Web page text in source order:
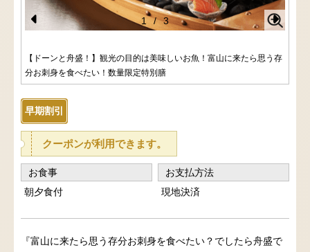
e
vi
o
u
【ドーンと舟盛！】観光の目的は美味しいお魚！富山に来たら思う存
分お刺身を食べたい！数量限定特別膳
e
1 / 3
早期割引
クーポンが利用できます。
お食事
朝夕食付
お支払方法
現地決済
『富山に来たら思う存分お刺身を食べたい？でしたら舟盛で